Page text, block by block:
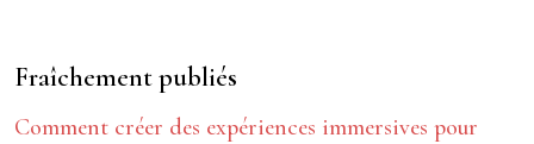
Fraîchement publiés
Comment créer des expériences immersives pour